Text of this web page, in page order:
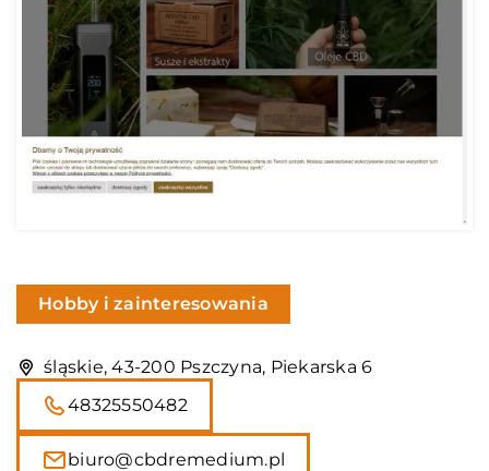
Hobby i zainteresowania
śląskie, 43-200 Pszczyna, Piekarska 6
48325550482
biuro@cbdremedium.pl